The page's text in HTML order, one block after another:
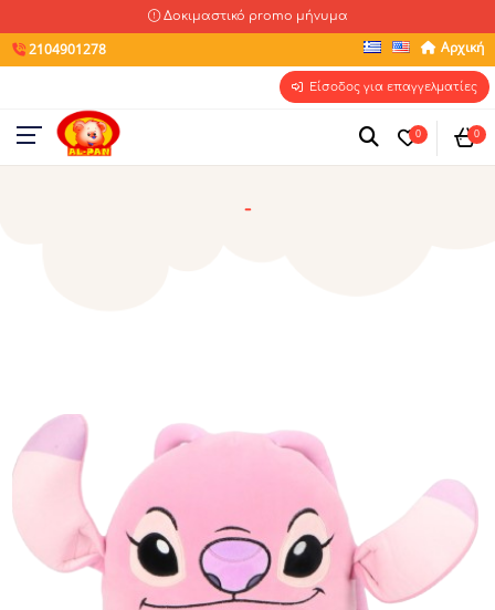
Δοκιμαστικό promo μήνυμα
Είσοδος για επαγγελματίες
2104901278 Αρχική
0 0
-